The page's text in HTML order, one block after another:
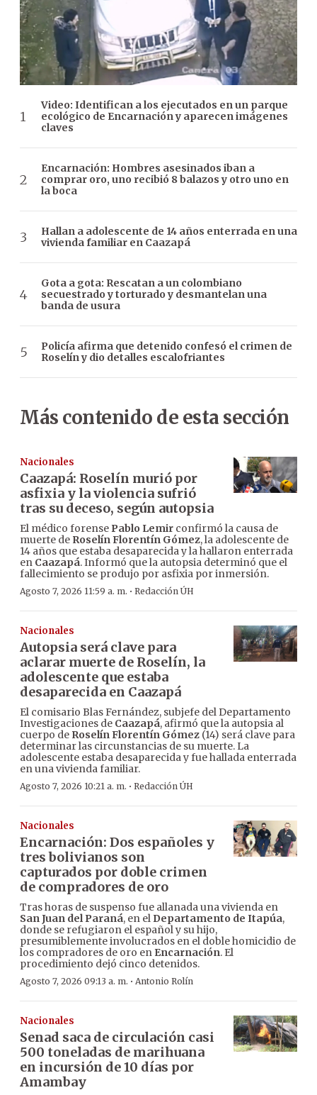
Video: Identifican a los ejecutados en un parque
ecológico de Encarnación y aparecen imágenes
claves
Encarnación: Hombres asesinados iban a
comprar oro, uno recibió 8 balazos y otro uno en
la boca
Hallan a adolescente de 14 años enterrada en una
vivienda familiar en Caazapá
Gota a gota: Rescatan a un colombiano
secuestrado y torturado y desmantelan una
banda de usura
Policía afirma que detenido confesó el crimen de
Roselín y dio detalles escalofriantes
Más contenido de esta sección
Nacionales
Caazapá: Roselín murió por
asfixia y la violencia sufrió
tras su deceso, según autopsia
El médico forense Pablo Lemir confirmó la causa de
muerte de Roselín Florentín Gómez, la adolescente de
14 años que estaba desaparecida y la hallaron enterrada
en Caazapá. Informó que la autopsia determinó que el
fallecimiento se produjo por asfixia por inmersión.
Agosto 7, 2026 11:59 a. m. · Redacción ÚH
Nacionales
Autopsia será clave para
aclarar muerte de Roselín, la
adolescente que estaba
desaparecida en Caazapá
El comisario Blas Fernández, subjefe del Departamento
Investigaciones de Caazapá, afirmó que la autopsia al
cuerpo de Roselín Florentín Gómez (14) será clave para
determinar las circunstancias de su muerte. La
adolescente estaba desaparecida y fue hallada enterrada
en una vivienda familiar.
Agosto 7, 2026 10:21 a. m. · Redacción ÚH
Nacionales
Encarnación: Dos españoles y
tres bolivianos son
capturados por doble crimen
de compradores de oro
Tras horas de suspenso fue allanada una vivienda en
San Juan del Paraná, en el Departamento de Itapúa,
donde se refugiaron el español y su hijo,
presumiblemente involucrados en el doble homicidio de
los compradores de oro en Encarnación. El
procedimiento dejó cinco detenidos.
Agosto 7, 2026 09:13 a. m. · Antonio Rolín
Nacionales
Senad saca de circulación casi
500 toneladas de marihuana
en incursión de 10 días por
Amambay